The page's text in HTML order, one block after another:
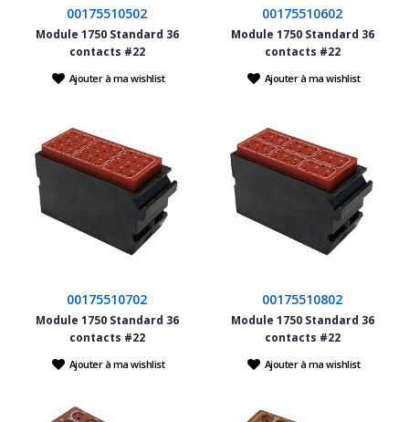
00175510502
Module 1750 Standard 36
contacts #22
Ajouter à ma wishlist
00175510602
Module 1750 Standard 36
contacts #22
Ajouter à ma wishlist
00175510702
Module 1750 Standard 36
contacts #22
Ajouter à ma wishlist
00175510802
Module 1750 Standard 36
contacts #22
Ajouter à ma wishlist